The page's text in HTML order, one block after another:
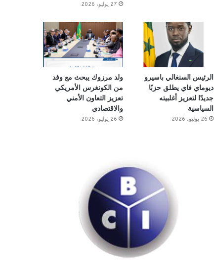
27 يوليو، 2026
الرئيس السنغالي باسيرو
ديوماي فاي يطلق حزبًا
جديدًا لتعزيز أغلبيته
السياسية
26 يوليو، 2026
ولد مرزوك يبحث مع وفد
من الكونغرس الأمريكي
تعزيز التعاون الأمني
والاقتصادي
26 يوليو، 2026